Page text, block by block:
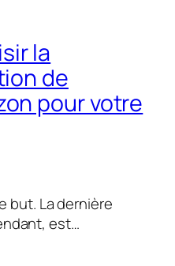
la
de
pour votre
but. La dernière
est…